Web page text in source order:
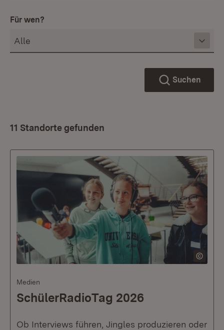
Für wen?
Suchen
11 Standorte gefunden
Medien
SchülerRadioTag 2026
Ob Interviews führen, Jingles produzieren oder